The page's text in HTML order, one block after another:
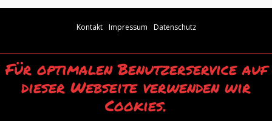
Kontakt Impressum Datenschutz
Für optimalen Benutzerservice auf
dieser Webseite verwenden wir
Cookies.